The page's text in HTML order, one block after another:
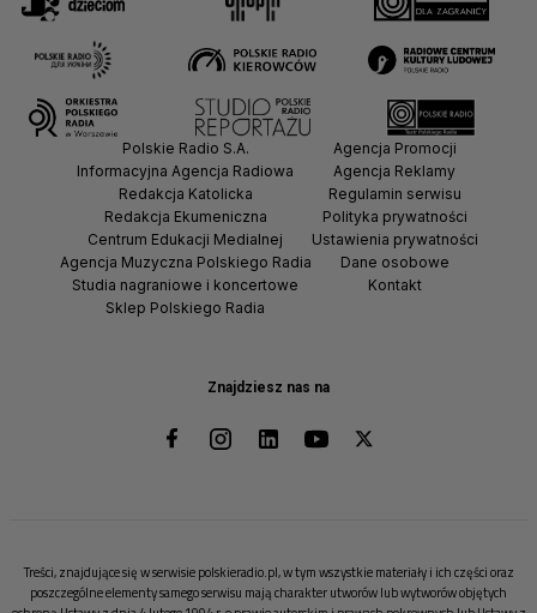
Znajdziesz nas na
Polskie Radio S.A.
Informacyjna Agencja Radiowa
Redakcja Katolicka
Redakcja Ekumeniczna
Centrum Edukacji Medialnej
Agencja Muzyczna Polskiego Radia
Studia nagraniowe i koncertowe
Sklep Polskiego Radia
Agencja Promocji
Agencja Reklamy
Regulamin serwisu
Polityka prywatności
Ustawienia prywatności
Dane osobowe
Kontakt
Treści, znajdujące się w serwisie polskieradio.pl, w tym wszystkie materiały i ich części oraz
poszczególne elementy samego serwisu mają charakter utworów lub wytworów objętych